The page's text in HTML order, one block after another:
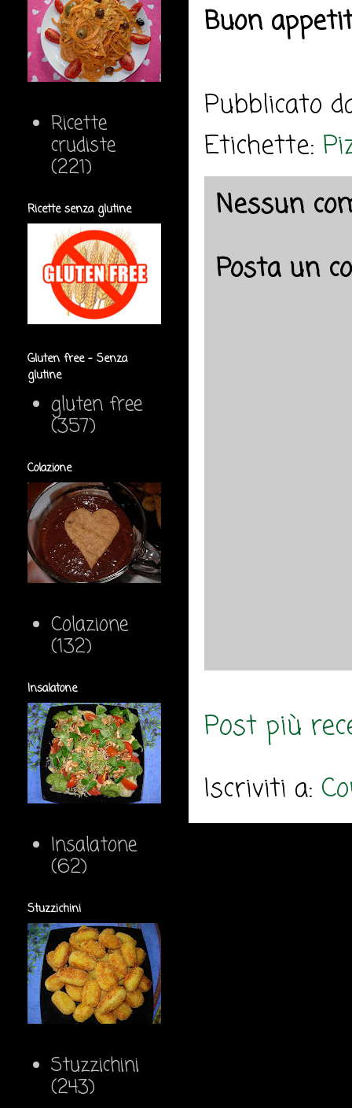
Buon
Pubblicato
Etichette:
Nessun
Posta un
Post più
Iscriviti a:
Ricette
crudiste
(221)
Ricette senza glutine
Gluten free - Senza
glutine
gluten free
(357)
Colazione
Colazione
(132)
Insalatone
Insalatone
(62)
Stuzzichini
Stuzzichini
(243)